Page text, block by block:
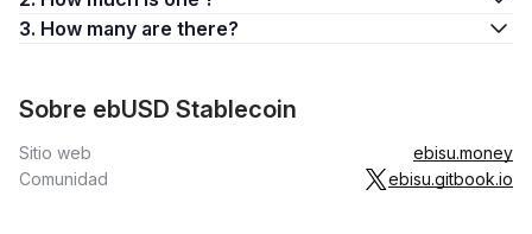
3. How many are there?
Sobre ebUSD Stablecoin
Sitio web
ebisu.money
Comunidad
ebisu.gitbook.io